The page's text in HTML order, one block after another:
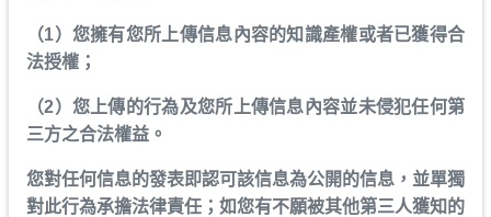
（1）您擁有您所上傳信息內容的知識產權或者已獲得合
法授權；
（2）您上傳的行為及您所上傳信息內容並未侵犯任何第
三方之合法權益。
您對任何信息的發表即認可該信息為公開的信息，並單獨
對此行為承擔法律責任；如您有不願被其他第三人獲知的